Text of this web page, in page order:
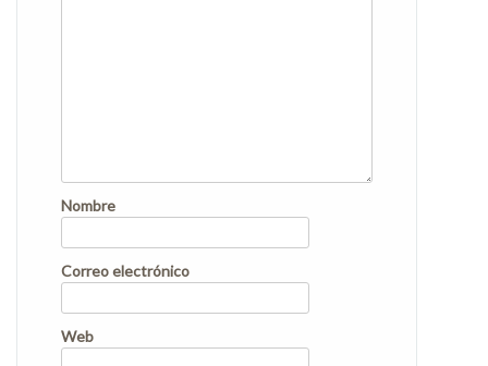
Nombre
Correo electrónico
Web